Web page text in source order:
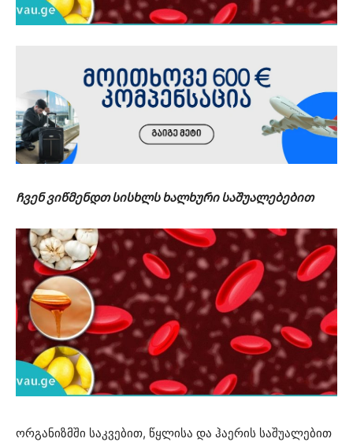
Ჩვენ ვიწმენდთ სისხლს ხალხური საშუალებებით
ორგანიზმში საკვებით, წყლისა და ჰაერის საშუალებით